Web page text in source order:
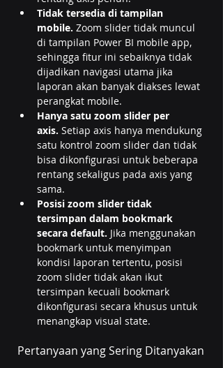
Tidak tersedia di tampilan
mobile. Zoom slider tidak muncul
di tampilan Power BI mobile app,
sehingga fitur ini sebaiknya tidak
dijadikan navigasi utama jika
laporan akan banyak diakses lewat
perangkat mobile.
Hanya satu zoom slider per
axis. Setiap axis hanya mendukung
satu kontrol zoom slider dan tidak
bisa dikonfigurasi untuk beberapa
rentang sekaligus pada axis yang
sama.
Posisi zoom slider tidak
tersimpan dalam bookmark
secara default. Jika menggunakan
bookmark untuk menyimpan
kondisi laporan tertentu, posisi
zoom slider tidak akan ikut
tersimpan kecuali bookmark
dikonfigurasi secara khusus untuk
menangkap visual state.
Pertanyaan yang Sering Ditanyakan